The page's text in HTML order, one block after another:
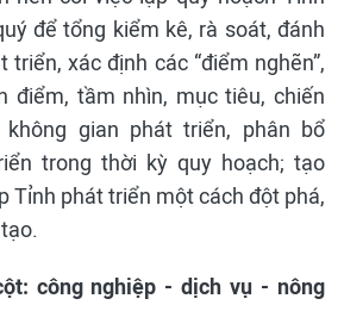
để tổng kiểm kê, rà soát, đánh
xác định các “điểm nghẽn”,
điểm, tầm nhìn, mục tiêu, chiến
gian phát triển, phân bổ
trong thời kỳ quy hoạch; tạo
Tỉnh phát triển một cách đột phá,
công nghiệp - dịch vụ - nông